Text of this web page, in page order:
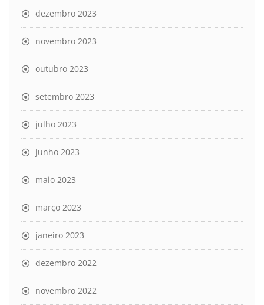
dezembro 2023
novembro 2023
outubro 2023
setembro 2023
julho 2023
junho 2023
maio 2023
março 2023
janeiro 2023
dezembro 2022
novembro 2022